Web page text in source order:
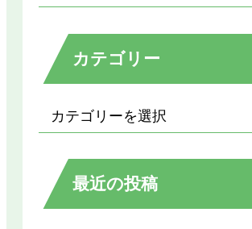
カテゴリー
最近の投稿